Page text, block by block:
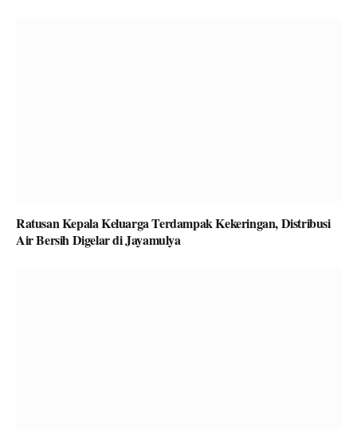
Ratusan Kepala Keluarga Terdampak Kekeringan, Distribusi
Air Bersih Digelar di Jayamulya